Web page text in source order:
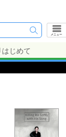
メニュー
はじめて